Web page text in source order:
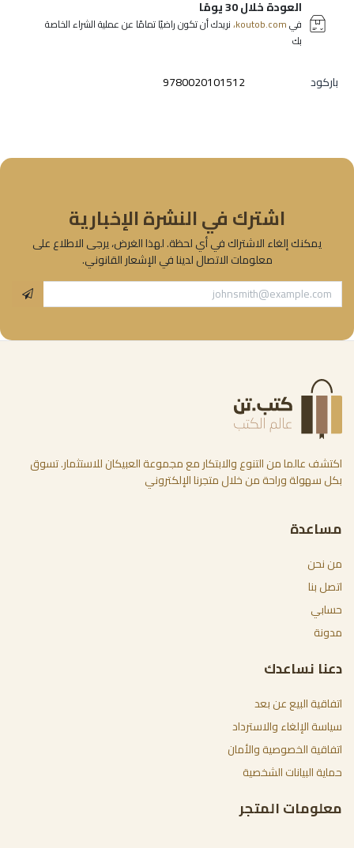
العودة خلال 30 يومًا
فيkoutob.com، نريدك أن تكون راضيًا تمامًا عن عملية الشراء الخاصة
بك
باركود 9780020101512
اشترك في النشرة الإخبارية
يمكنك إلغاء الاشتراك في أي لحظة. لهذا الغرض، يرجى الاطلاع على
معلومات الاتصال لدينا في الإشعار القانوني.
اكتشف عالما من التنوع والابتكار مع مجموعة العبيكان للاستثمار. تسوق
بكل سهولة وراحة من خلال متجرنا الإلكتروني
مساعدة
من نحن
اتصل بنا
حسابي
مدونة
دعنا نساعدك
اتفاقية البيع عن بعد
سياسة الإلغاء والاسترداد
اتفاقية الخصوصية والأمان
حماية البيانات الشخصية
معلومات المتجر